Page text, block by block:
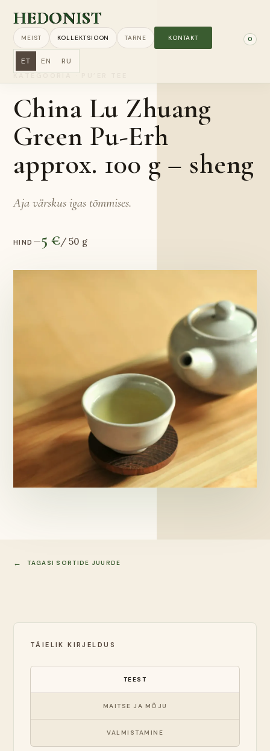
HEDONIST
MEIST KOLLEKTSIOON TARNE KONTAKT 0
ET EN RU
KATEGOORIA·
China Lu Zhuang
Green Pu-Erh
approx. 100 g – sheng
Aja värskus igas tõmmises.
HIND —5 €/ 50 g
TAGASI SORTIDE JUURDE
TÄIELIK KIRJELDUS
TEEST
MAITSE JA MÕJU
VALMISTAMINE